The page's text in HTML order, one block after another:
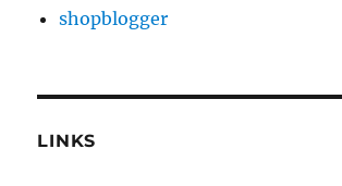
shopblogger
LINKS